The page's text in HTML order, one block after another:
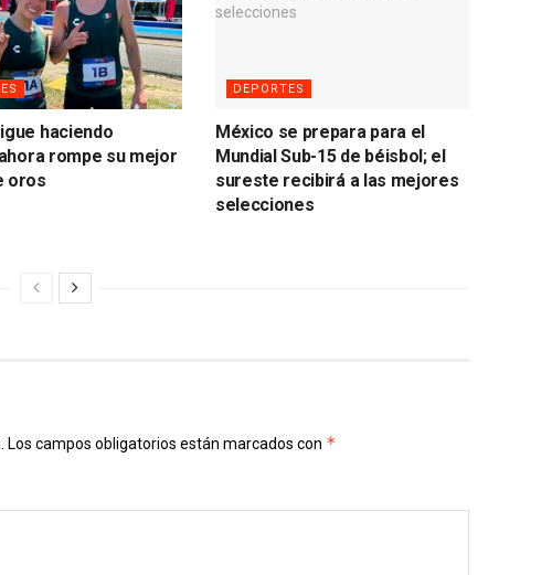
haciendo
rompe su mejor
oros
DEPORTES
México se prepara para el
Mundial Sub-15 de béisbol; el
sureste recibirá a las mejores
selecciones
Los campos obligatorios están marcados con *